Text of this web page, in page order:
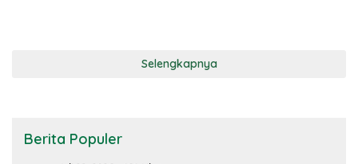
Selengkapnya
Berita Populer